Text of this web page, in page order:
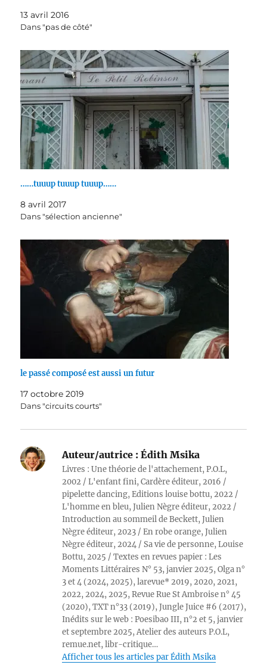
13 avril 2016
Dans "pas de côté"
……tuuup tuuup tuuup……
8 avril 2017
Dans "sélection ancienne"
le passé composé est aussi un futur
17 octobre 2019
Dans "circuits courts"
Auteur/autrice : Édith Msika
Livres : Une théorie de l'attachement, P.O.L,
2002 / L'enfant fini, Cardère éditeur, 2016 /
pipelette dancing, Editions louise bottu, 2022 /
L'homme en bleu, Julien Nègre éditeur, 2022 /
Introduction au sommeil de Beckett, Julien
Nègre éditeur, 2023 / En robe orange, Julien
Nègre éditeur, 2024 / Sa vie de personne, Louise
Bottu, 2025 / Textes en revues papier : Les
Moments Littéraires N° 53, janvier 2025, Olga n°
3 et 4 (2024, 2025), larevue* 2019, 2020, 2021,
2022, 2024, 2025, Revue Rue St Ambroise n° 45
(2020), TXT n°33 (2019), Jungle Juice #6 (2017),
Inédits sur le web : Poesibao III, n°2 et 5, janvier
et septembre 2025, Atelier des auteurs P.O.L,
remue.net, libr-critique…
Afficher tous les articles par Édith Msika